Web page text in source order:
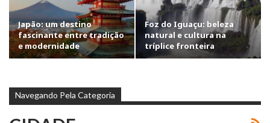
Japão: um destino
fascinante entre tradição
e modernidade
Foz do Iguaçu: beleza
natural e cultura na
tríplice fronteira
Navegando Pela Categoria